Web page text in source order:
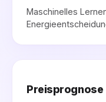
Maschinelles
Preisprognose